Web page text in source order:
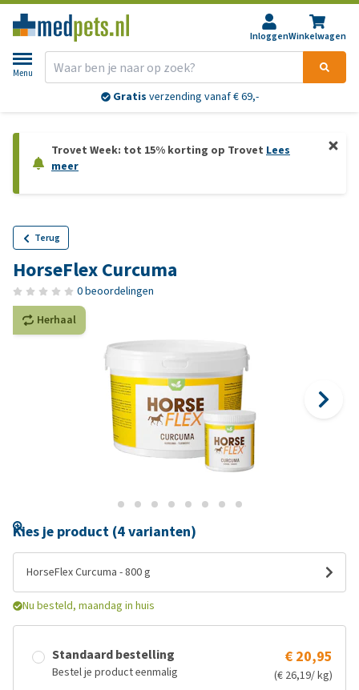
InloggenWinkelwagen
Menu
Gratis verzending vanaf € 69,-
Trovet Week: tot 15% korting op Trovet Lees
meer
Terug
HorseFlex Curcuma
0 beoordelingen
Herhaal
Kies je product (4 varianten)
HorseFlex Curcuma - 800 g
Nu besteld, maandag in huis
Standaard bestelling
Bestel je product eenmalig
€ 20,95
(€ 26,19/ kg)